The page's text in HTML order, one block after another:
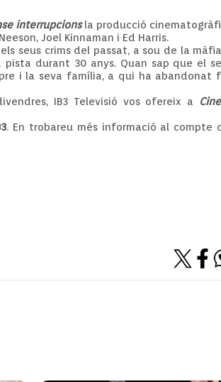
interrupcionsla producció
Joel Kinnaman i Ed Harris.
seus crims del passat, a sou de la
durant 30 anys. Quan sap que el
i la seva família, a qui ha abandonat
IB3 Televisió vos ofereix a
. En trobareu més informació al compte